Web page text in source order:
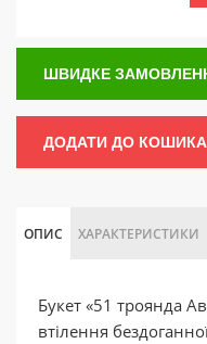
ШВИДКЕ
ДОДАТИ ДО КОШИКА
ОПИС ХАРАКТЕРИСТИКИ
Букет «51 троянда
втілення